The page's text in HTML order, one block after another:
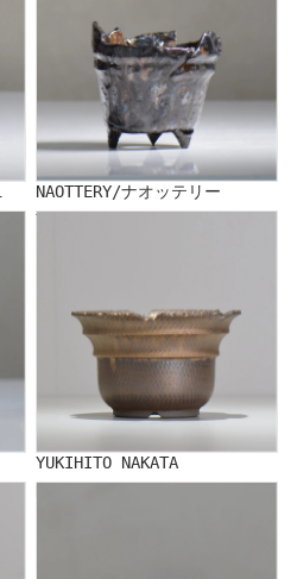
NAOTTERY/ナオッテリー
YUKIHITO NAKATA
YUKIHITO NAKATA